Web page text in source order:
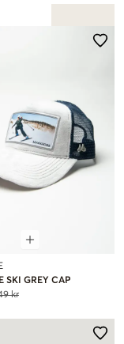
SKI GREY CAP
kr